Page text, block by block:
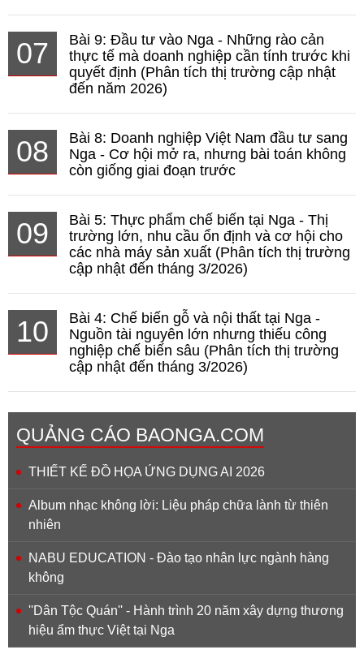
07
Bài 9: Đầu tư vào Nga - Những rào cản
thực tế mà doanh nghiệp cần tính trước khi
quyết định (Phân tích thị trường cập nhật
đến năm 2026)
08
Bài 8: Doanh nghiệp Việt Nam đầu tư sang
Nga - Cơ hội mở ra, nhưng bài toán không
còn giống giai đoạn trước
09
Bài 5: Thực phẩm chế biến tại Nga - Thị
trường lớn, nhu cầu ổn định và cơ hội cho
các nhà máy sản xuất (Phân tích thị trường
cập nhật đến tháng 3/2026)
10
Bài 4: Chế biến gỗ và nội thất tại Nga -
Nguồn tài nguyên lớn nhưng thiếu công
nghiệp chế biến sâu (Phân tích thị trường
cập nhật đến tháng 3/2026)
QUẢNG CÁO BAONGA.COM
THIẾT KẾ ĐỒ HỌA ỨNG DỤNG AI 2026
Album nhạc không lời: Liệu pháp chữa lành từ thiên
nhiên
NABU EDUCATION - Đào tạo nhân lực ngành hàng
không
''Dân Tộc Quán'' - Hành trình 20 năm xây dựng thương
hiệu ẩm thực Việt tại Nga